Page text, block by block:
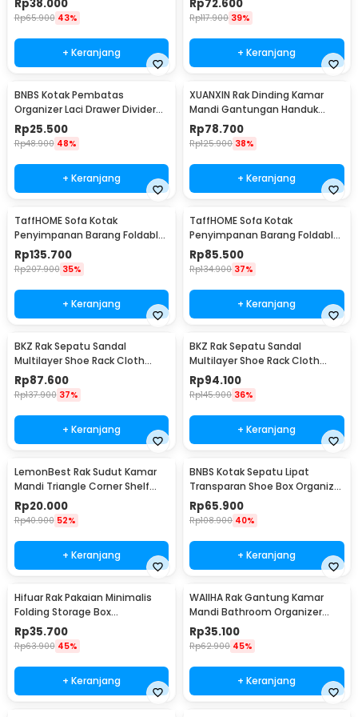
Rp38.000
Rp65.900 43%
+ Keranjang
Rp72.600
Rp117.900 39%
+ Keranjang
BNBS Kotak Pembatas
Organizer Laci Drawer Divider
Box Plastik 8 PCS - HJ1992
Rp25.500
Rp48.900 48%
+ Keranjang
XUANXIN Rak Dinding Kamar
Mandi Gantungan Handuk
Double Layer - B04-1
Rp78.700
Rp125.900 38%
+ Keranjang
TaffHOME Sofa Kotak
Penyimpanan Barang Foldable
Storage Box 76x38x36.5cm -
L1705
Rp135.700
Rp207.900 35%
+ Keranjang
TaffHOME Sofa Kotak
Penyimpanan Barang Foldable
Storage Box 38x38x36.5cm -
L1705
Rp85.500
Rp134.900 37%
+ Keranjang
BKZ Rak Sepatu Sandal
Multilayer Shoe Rack Cloth
Storage 7 Layer - F10
Rp87.600
Rp137.900 37%
+ Keranjang
BKZ Rak Sepatu Sandal
Multilayer Shoe Rack Cloth
Storage 9 Layer - F10
Rp94.100
Rp145.900 36%
+ Keranjang
LemonBest Rak Sudut Kamar
Mandi Triangle Corner Shelf
Stainless Steel - G49
Rp20.000
Rp40.900 52%
+ Keranjang
BNBS Kotak Sepatu Lipat
Transparan Shoe Box Organizer
6 PCS Size L - LF010
Rp65.900
Rp108.900 40%
+ Keranjang
Hifuar Rak Pakaian Minimalis
Folding Storage Box
95x33x14cm - HR01
Rp35.700
Rp63.900 45%
+ Keranjang
WAIIHA Rak Gantung Kamar
Mandi Bathroom Organizer
Rack Stainless Steel L - W21
Rp35.100
Rp62.900 45%
+ Keranjang